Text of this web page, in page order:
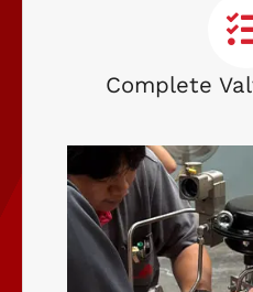
Complete